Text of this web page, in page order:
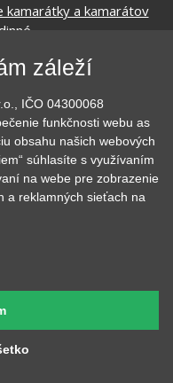
kamarátky a kamarátov
tričká
a Veľká noc
dni
záleží
IČO 04300068
funkčnosti webu as
obsahu našich webových
súhlasíte s využívaním
na webe pre zobrazenie
a reklamných sieťach na